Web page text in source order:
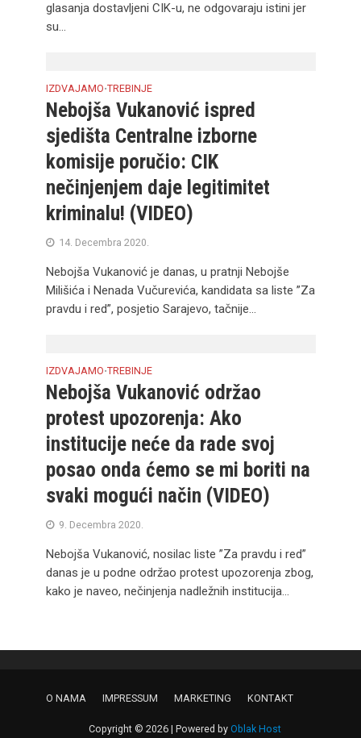
glasanja dostavljeni CIK-u, ne odgovaraju istini jer
su...
IZDVAJAMO•TREBINJE
Nebojša Vukanović ispred
sjedišta Centralne izborne
komisije poručio: CIK
nečinjenjem daje legitimitet
kriminalu! (VIDEO)
14. Decembra 2020.
Nebojša Vukanović je danas, u pratnji Nebojše
Milišića i Nenada Vučurevića, kandidata sa liste ”Za
pravdu i red”, posjetio Sarajevo, tačnije...
IZDVAJAMO•TREBINJE
Nebojša Vukanović održao
protest upozorenja: Ako
institucije neće da rade svoj
posao onda ćemo se mi boriti na
svaki mogući način (VIDEO)
9. Decembra 2020.
Nebojša Vukanović, nosilac liste ”Za pravdu i red”
danas je u podne održao protest upozorenja zbog,
kako je naveo, nečinjenja nadležnih institucija...
O NAMA IMPRESSUM MARKETING KONTAKT
Copyright © 2026 | Powered by Oblak Host